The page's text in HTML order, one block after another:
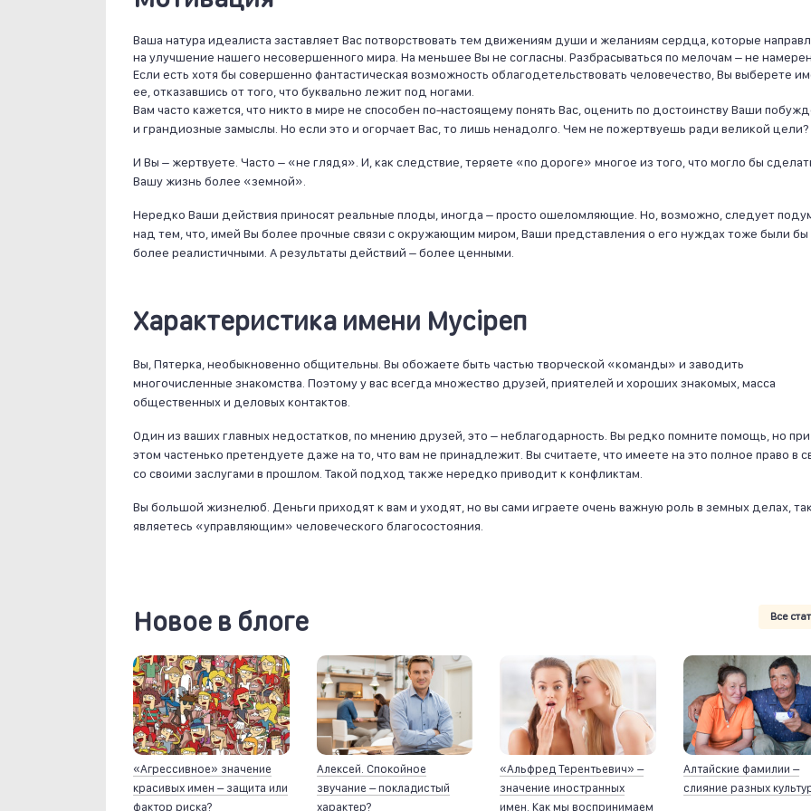
Ваша натура идеалиста заставляет Вас потворствовать тем движениям души и желаниям сердца, которые
на улучшение нашего несовершенного мира. На меньшее Вы не согласны. Разбрасываться по мелочам – не
Если есть хотя бы совершенно фантастическая возможность облагодетельствовать человечество, Вы выберете
ее, отказавшись от того, что буквально лежит под ногами.
Вам часто кажется, что никто в мире не способен по-настоящему понять Вас, оценить по достоинству Ваши
и грандиозные замыслы. Но если это и огорчает Вас, то лишь ненадолго. Чем не пожертвуешь ради великой цели?
И Вы – жертвуете. Часто – «не глядя». И, как следствие, теряете «по дороге» многое из того, что могло бы
Вашу жизнь более «земной».
Нередко Ваши действия приносят реальные плоды, иногда – просто ошеломляющие. Но, возможно, следует
над тем, что, имей Вы более прочные связи с окружающим миром, Ваши представления о его нуждах тоже были бы
более реалистичными. А результаты действий – более ценными.
Характеристика имени Мусiреп
Вы, Пятерка, необыкновенно общительны. Вы обожаете быть частью творческой «команды» и заводить
многочисленные знакомства. Поэтому у вас всегда множество друзей, приятелей и хороших знакомых, масса
общественных и деловых контактов.
Один из ваших главных недостатков, по мнению друзей, это – неблагодарность. Вы редко помните помощь, но при
этом частенько претендуете даже на то, что вам не принадлежит. Вы считаете, что имеете на это полное право в
со своими заслугами в прошлом. Такой подход также нередко приводит к конфликтам.
Вы большой жизнелюб. Деньги приходят к вам и уходят, но вы сами играете очень важную роль в земных делах,
являетесь «управляющим» человеческого благосостояния.
Новое в блоге Все
«Агрессивное» значение
красивых имен – защита или
фактор риска?
Алексей. Спокойное
звучание – покладистый
характер?
«Альфред Терентьевич» –
значение иностранных
имен. Как мы воспринимаем
Алтайские фамилии –
слияние разных